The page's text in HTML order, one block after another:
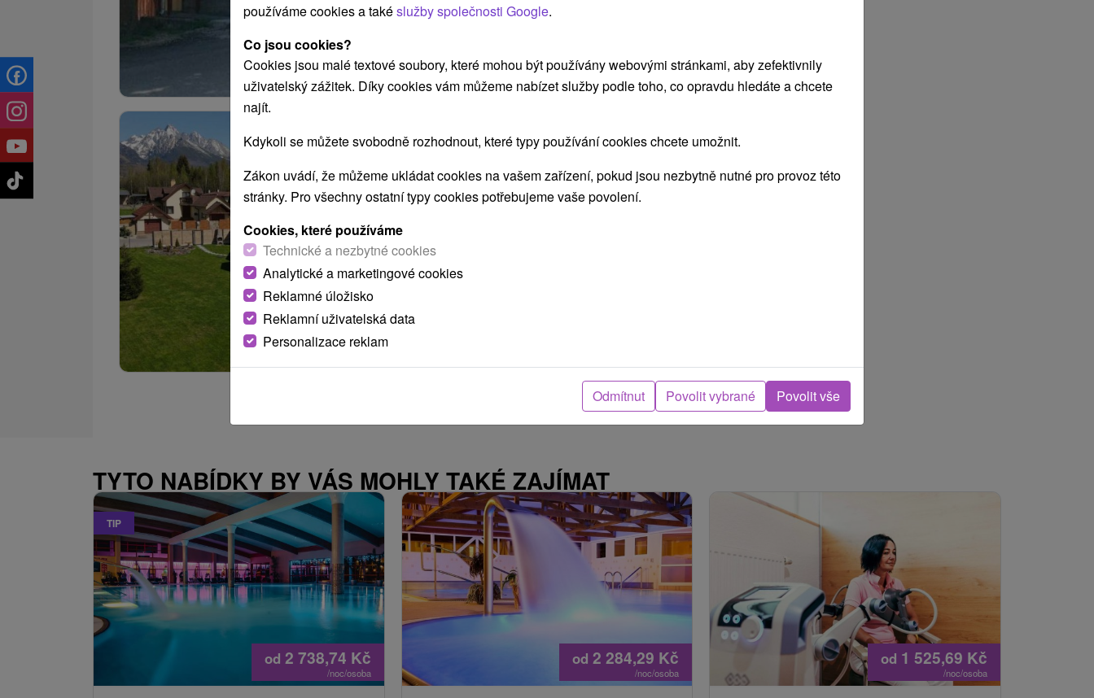
ZOBRAZIT
Apartmány pod Slavkáčom Veľký
Slavkov
Veľký Slavkov
TYTO NABÍDKY BY VÁS MOHLY TAKÉ ZAJÍMAT
TIP
od 2 738,74 Kč
/noc/osoba
od 2 284,29 Kč
/noc/osoba
od 1 525,69 Kč
/noc/osoba
používáme cookies a takéslužby společnosti Google.
Co jsou cookies?
Cookies jsou malé textové soubory, které mohou být používány webovými stránkami, aby zefektivnily
uživatelský zážitek. Díky cookies vám můžeme nabízet služby podle toho, co opravdu hledáte a chcete
najít.
Kdykoli se můžete svobodně rozhodnout, které typy používání cookies chcete umožnit.
Zákon uvádí, že můžeme ukládat cookies na vašem zařízení, pokud jsou nezbytně nutné pro provoz této
stránky. Pro všechny ostatní typy cookies potřebujeme vaše povolení.
Cookies, které používáme
Technické a nezbytné cookies
Analytické a marketingové cookies
Reklamné úložisko
Reklamní uživatelská data
Personalizace reklam
Odmítnut Povolit vybrané Povolit vše